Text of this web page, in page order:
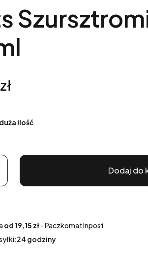
duża ilość
Dodaj do
od 19,15 zł- Paczkomat Inpost
24 godziny